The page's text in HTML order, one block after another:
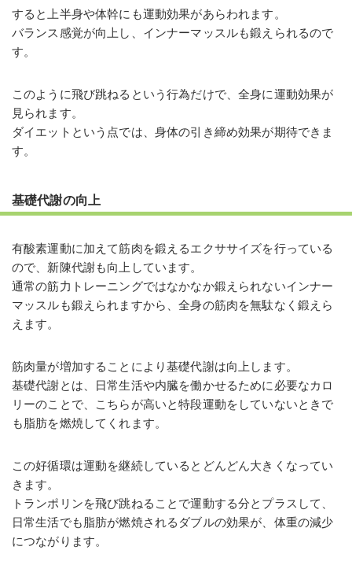
すると上半身や体幹にも運動効果があらわれます。
バランス感覚が向上し、インナーマッスルも鍛えられるので
す。
このように飛び跳ねるという行為だけで、全身に運動効果が
見られます。
ダイエットという点では、身体の引き締め効果が期待できま
す。
基礎代謝の向上
有酸素運動に加えて筋肉を鍛えるエクササイズを行っている
ので、新陳代謝も向上しています。
通常の筋力トレーニングではなかなか鍛えられないインナー
マッスルも鍛えられますから、全身の筋肉を無駄なく鍛えら
えます。
筋肉量が増加することにより基礎代謝は向上します。
基礎代謝とは、日常生活や内臓を働かせるために必要なカロ
リーのことで、こちらが高いと特段運動をしていないときで
も脂肪を燃焼してくれます。
この好循環は運動を継続しているとどんどん大きくなってい
きます。
トランポリンを飛び跳ねることで運動する分とプラスして、
日常生活でも脂肪が燃焼されるダブルの効果が、体重の減少
につながります。